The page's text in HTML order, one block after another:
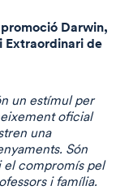
Darwin,
Extraordinari de
un estímul per
oficial
una
Són
el compromís pel
i família.